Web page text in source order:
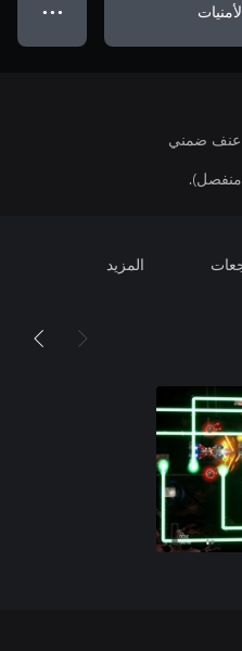
● ● ●
عنف ضمني
منفصل).
المزيد